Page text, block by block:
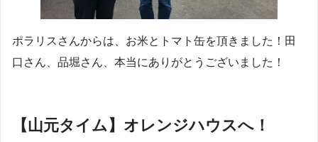
ポラリスさんからは、お米とトマト缶を頂きました！田
口さん、品堀さん、本当にありがとうございました！
【山元タイム】オレンジハウスへ！